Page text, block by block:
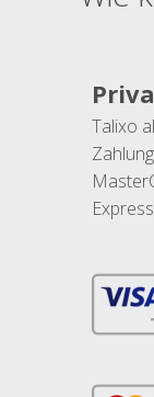
Talixo